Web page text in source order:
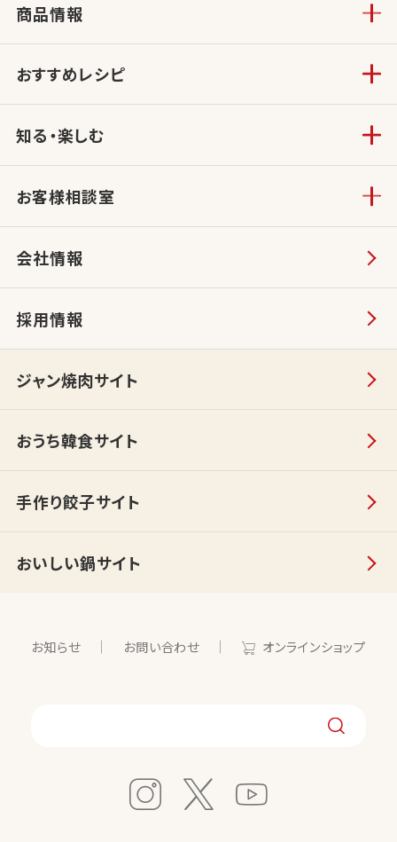
商品情報
おすすめレシピ
知る・楽しむ
お客様相談室
会社情報
採用情報
ジャン焼肉サイト
おうち韓食サイト
手作り餃子サイト
おいしい鍋サイト
お知らせ お問い合わせ オンラインショップ